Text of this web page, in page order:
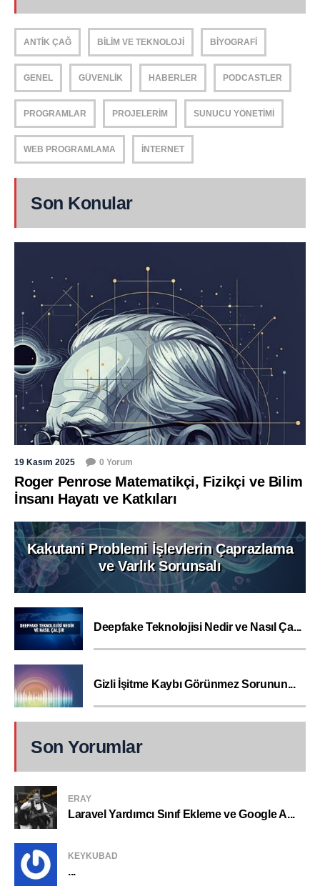
ANTIK ÇAĞ BILIM VE TEKNOLOJI BIYOGRAFI
GENEL GÜVENLIK HABERLER PODCASTLER
PROGRAMLAR PROJELERIM SUNUCU YÖNETIMI
WEB PROGRAMLAMA İNTERNET
Son Konular
19 Kasım 2025 0 Yorum
Roger Penrose Matematikçi, Fizikçi ve Bilim
İnsanı Hayatı ve Katkıları
Kakutani Problemi İşlevlerin Çaprazlama
ve Varlık Sorunsalı
Deepfake Teknolojisi Nedir ve Nasıl Ça...
Gizli İşitme Kaybı Görünmez Sorunun...
Son Yorumlar
ERAY
Laravel Yardımcı Sınıf Ekleme ve Google A...
KEYKUBAD
...